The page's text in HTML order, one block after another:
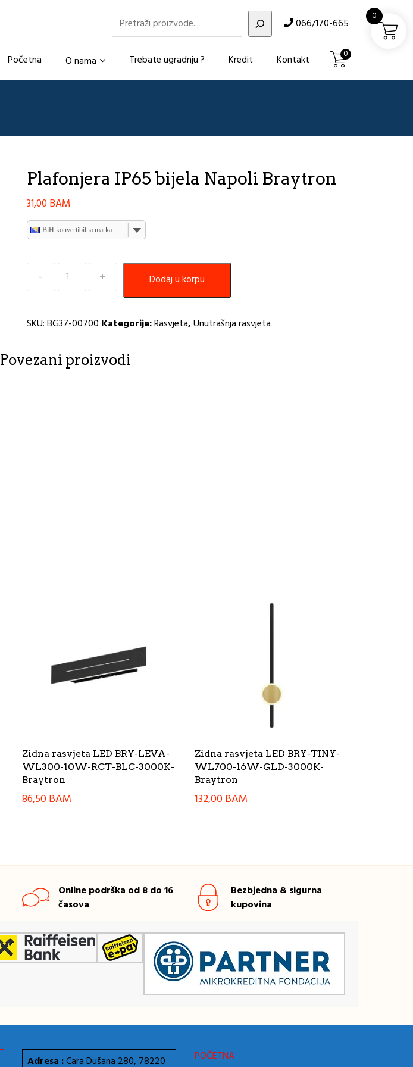
Pretraži 066/170-665
Početna O nama Trebate ugradnju ? Kredit Kontakt 0
Plafonjera IP65 bijela Napoli Braytron
31,00 BAM
BiH konvertibilna marka
Plafonjera
IP65
Braytron
Dodaj u korpu
SKU:BG37-00700 Kategorije:Rasvjeta,Unutrašnja rasvjeta
Povezani proizvodi
Zidna rasvjeta LED BRY-LEVA-
WL300-10W-RCT-BLC-3000K-
Braytron
86,50BAM
Zidna rasvjeta LED BRY-TINY-
WL700-16W-GLD-3000K-
Braytron
132,00BAM
Online podrška od 8 do 16
časova
Bezbjedna & sigurna
kupovina
Adresa :Cara Dušana 280, 78220 POČETNA
0